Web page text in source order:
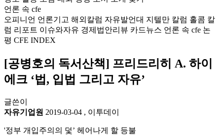
언론 속 cfe
오피니언 언론기고 해외칼럼 자유발언대 지텔만 칼럼 홀콤 칼
럼 리포트 이슈와자유 경제법안리뷰 카드뉴스 언론 속 cfe 논
평 CFE INDEX
[공병호의 독서산책] 프리드리히 A. 하이
에크 ‘법, 입법 그리고 자유’
글쓴이
자유기업원 2019-03-04 , 이투데이
'정부 개입주의의 덫’ 헤어나게 할 등불